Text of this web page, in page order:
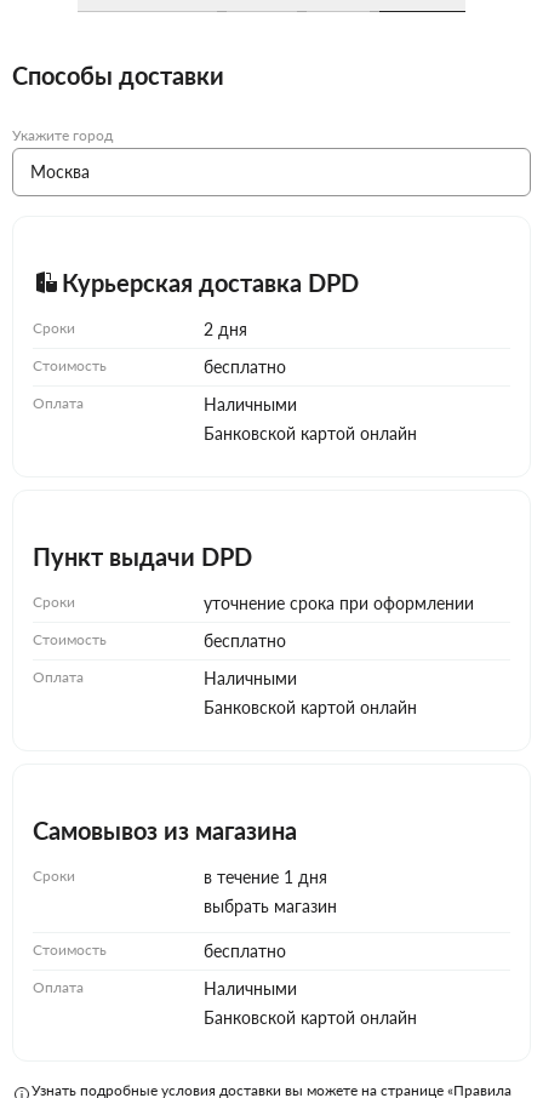
Способы доставки
Укажите город
Курьерская доставка DPD
Сроки 2 дня
Стоимость бесплатно
Оплата
Наличными
Банковской картой онлайн
Пункт выдачи DPD
Сроки уточнение срока при оформлении
Стоимость бесплатно
Оплата
Наличными
Банковской картой онлайн
Самовывоз из магазина
Сроки
в течение 1 дня
выбрать магазин
Стоимость бесплатно
Оплата
Наличными
Банковской картой онлайн
Узнать подробные условия доставки вы можете на странице «Правила